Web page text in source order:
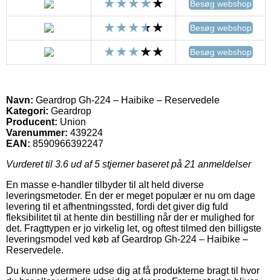
Besøg webshop
Besøg webshop
Besøg webshop
Navn: Geardrop Gh-224 – Haibike – Reservedele
Kategori: Geardrop
Producent: Union
Varenummer: 439224
EAN: 8590966392247
Vurderet til 3.6 ud af 5 stjerner baseret på 21 anmeldelser
En masse e-handler tilbyder til alt held diverse
leveringsmetoder. En der er meget populær er nu om dage
levering til et afhentningssted, fordi det giver dig fuld
fleksibilitet til at hente din bestilling når der er mulighed for
det. Fragttypen er jo virkelig let, og oftest tilmed den billigste
leveringsmodel ved køb af Geardrop Gh-224 – Haibike –
Reservedele.
Du kunne ydermere udse dig at få produkterne bragt til hvor